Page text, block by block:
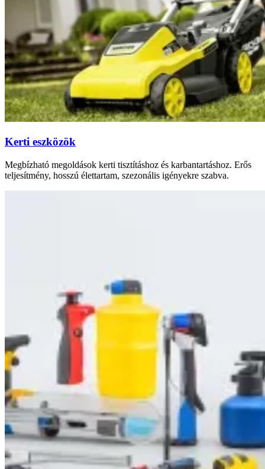
Kerti eszközök
Megbízható megoldások kerti tisztításhoz és karbantartáshoz. Erős
teljesítmény, hosszú élettartam, szezonális igényekre szabva.